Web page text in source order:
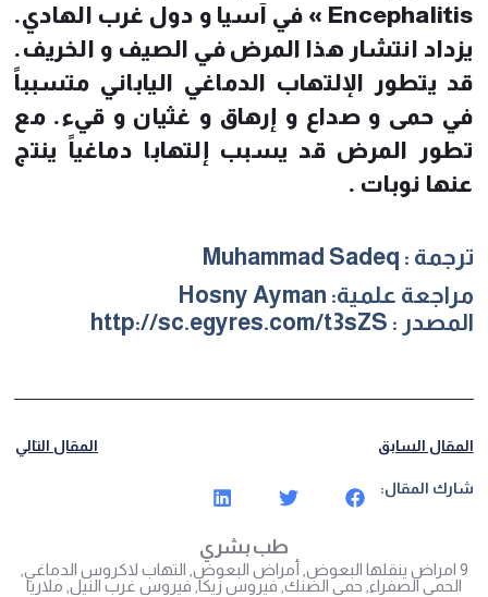
Encephalitis » في آسيا و دول غرب الهادي.
يزداد انتشار هذا المرض في الصيف و الخريف.
قد يتطور الإلتهاب الدماغي الياباني متسبباً
في حمى و صداع و إرهاق و غثيان و قيء. مع
تطور المرض قد يسبب إلتهابا دماغياً ينتج
عنها نوبات .
ترجمة : Muhammad Sadeq
مراجعة علمية:
المصدر : http://sc.egyres.com/t3sZS
المقال السابق المقال التالي
شارك المقال:
طب بشري
9 امراض ينقلها البعوض أمراض البعوض التهاب لاكروس الدماغي
الحمى الصفراء حمى الضنك فيروس زيكا فيروس غرب النيل ملاريا